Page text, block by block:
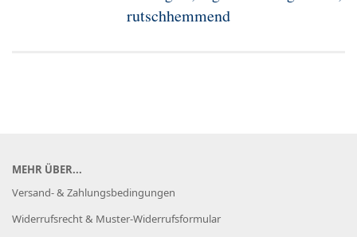
rutschhemmend
MEHR ÜBER...
Versand- & Zahlungsbedingungen
Widerrufsrecht & Muster-Widerrufsformular